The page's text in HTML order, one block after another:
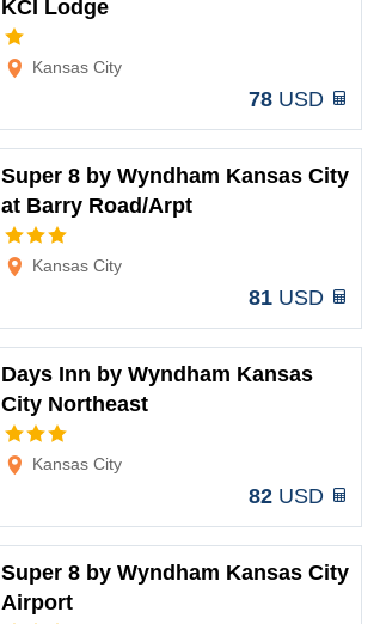
KCI Lodge
Kansas City
78 USD
Super 8 by Wyndham Kansas City
at Barry Road/Arpt
Kansas City
81 USD
Days Inn by Wyndham Kansas
City Northeast
Kansas City
82 USD
Super 8 by Wyndham Kansas City
Airport